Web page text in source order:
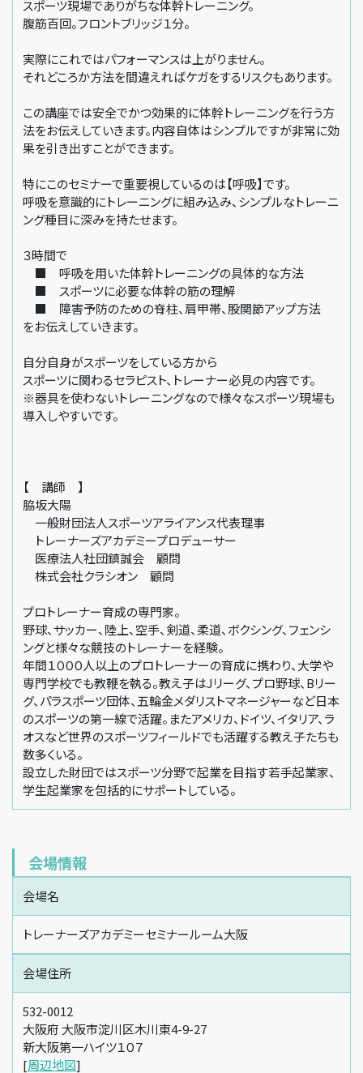
スポーツ現場でありがちな体幹トレーニング。
腹筋百回。フロントブリッジ１分。
実際にこれではパフォーマンスは上がりません。
それどころか方法を間違えればケガをするリスクもあります。
この講座では安全でかつ効果的に体幹トレーニングを行う方
法をお伝えしていきます。内容自体はシンプルですが非常に効
果を引き出すことができます。
特にこのセミナーで重要視しているのは【呼吸】です。
呼吸を意識的にトレーニングに組み込み、シンプルなトレーニ
ング種目に深みを持たせます。
３時間で
■ 呼吸を用いた体幹トレーニングの具体的な方法
■ スポーツに必要な体幹の筋の理解
■ 障害予防のための脊柱、肩甲帯、股関節アップ方法
をお伝えしていきます。
自分自身がスポーツをしている方から
スポーツに関わるセラピスト、トレーナー必見の内容です。
※器具を使わないトレーニングなので様々なスポーツ現場も
導入しやすいです。
【 講師 】
脇坂大陽
一般財団法人スポーツアライアンス代表理事
トレーナーズアカデミープロデューサー
医療法人社団鎮誠会 顧問
株式会社クラシオン 顧問
プロトレーナー育成の専門家。
野球、サッカー、陸上、空手、剣道、柔道、ボクシング、フェンシ
ングと様々な競技のトレーナーを経験。
年間１０００人以上のプロトレーナーの育成に携わり、大学や
専門学校でも教鞭を執る。教え子はJリーグ、プロ野球、Bリー
グ、パラスポーツ団体、五輪金メダリストマネージャーなど日本
のスポーツの第一線で活躍。またアメリカ、ドイツ、イタリア、ラ
オスなど世界のスポーツフィールドでも活躍する教え子たちも
数多くいる。
設立した財団ではスポーツ分野で起業を目指す若手起業家、
学生起業家を包括的にサポートしている。
会場情報
会場名
トレーナーズアカデミーセミナールーム大阪
会場住所
532-0012
大阪府 大阪市淀川区木川東4-9-27
新大阪第一ハイツ１０７
[周辺地図]